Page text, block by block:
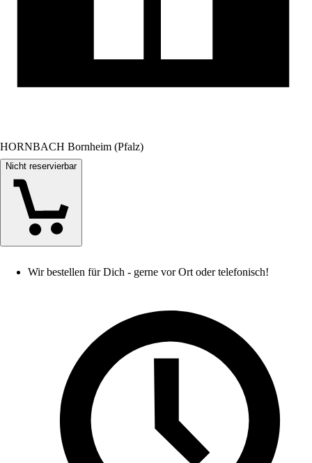
HORNBACH Bornheim (Pfalz)
Nicht reservierbar
Wir bestellen für Dich - gerne vor Ort oder telefonisch!